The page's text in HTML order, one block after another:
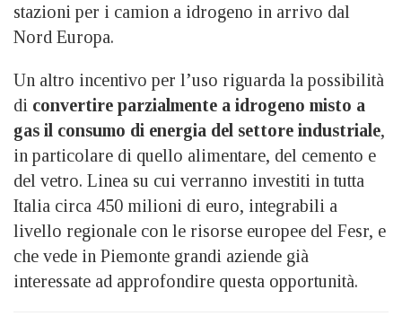
stazioni per i camion a idrogeno in arrivo dal
Nord Europa.
Un altro incentivo per l’uso riguarda la possibilità
di convertire parzialmente a idrogeno misto a
gas il consumo di energia del settore industriale,
in particolare di quello alimentare, del cemento e
del vetro. Linea su cui verranno investiti in tutta
Italia circa 450 milioni di euro, integrabili a
livello regionale con le risorse europee del Fesr, e
che vede in Piemonte grandi aziende già
interessate ad approfondire questa opportunità.